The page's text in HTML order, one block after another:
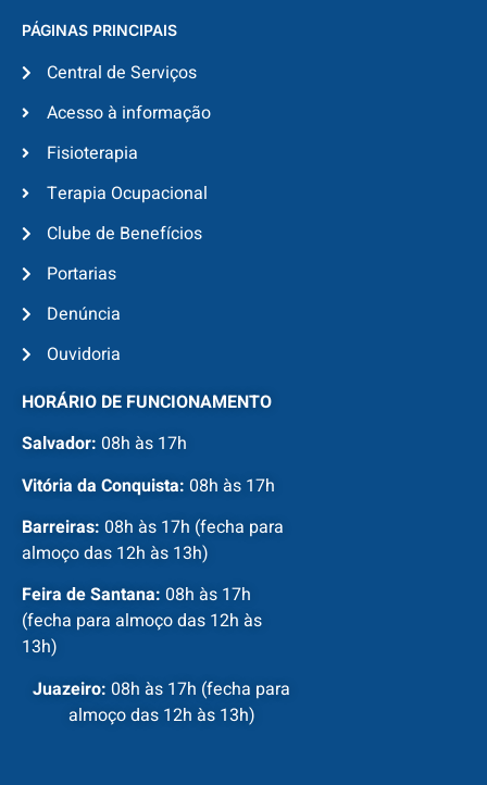
PÁGINAS PRINCIPAIS
Central de Serviços
Acesso à informação
Fisioterapia
Terapia Ocupacional
Clube de Benefícios
Portarias
Denúncia
Ouvidoria
HORÁRIO DE FUNCIONAMENTO
Salvador: 08h às 17h
Vitória da Conquista: 08h às 17h
Barreiras: 08h às 17h (fecha para
almoço das 12h às 13h)
Feira de Santana: 08h às 17h
(fecha para almoço das 12h às
13h)
Juazeiro: 08h às 17h (fecha para
almoço das 12h às 13h)